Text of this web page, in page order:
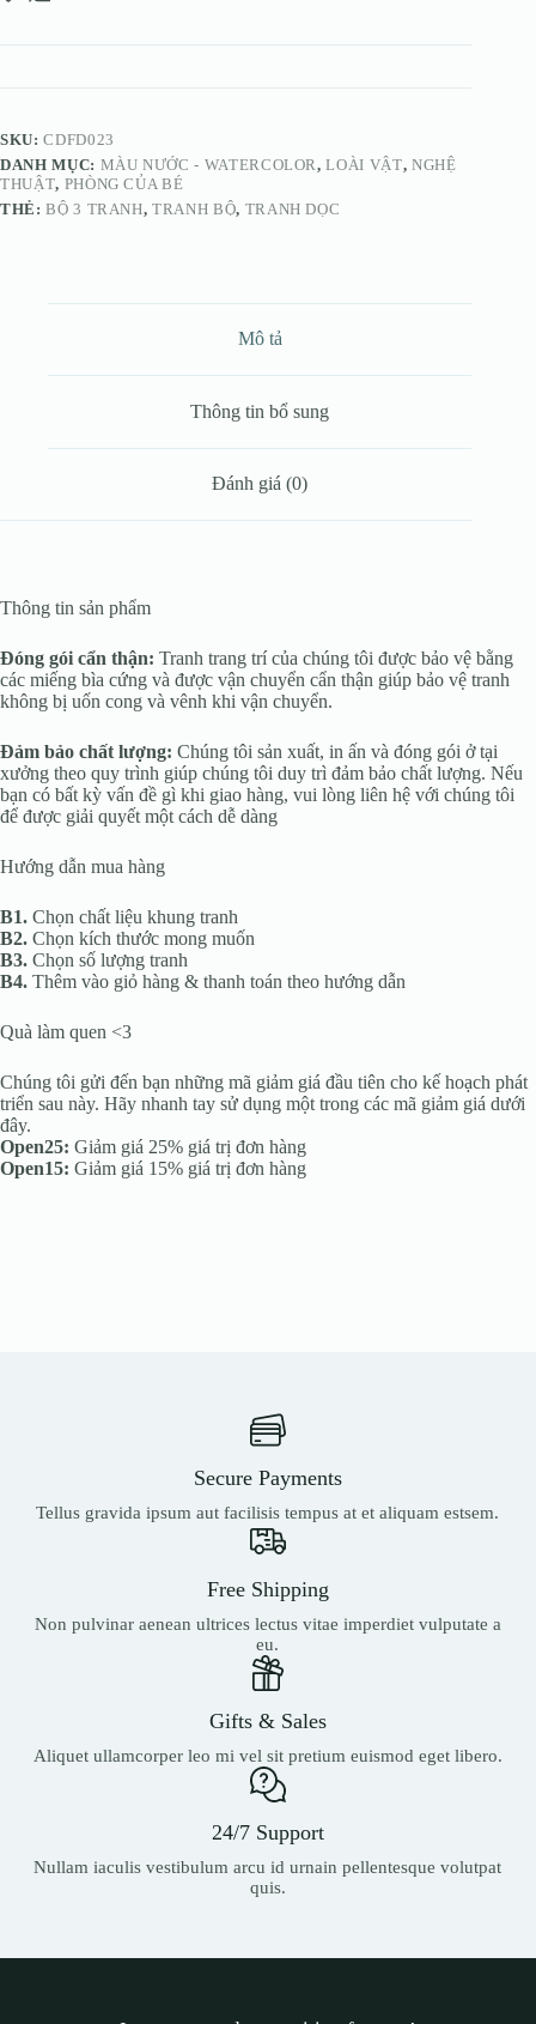
Cá
Rong
số
SKU:CDFD023
DANH MỤC: MÀU NƯỚC - WATERCOLOR,LOÀI VẬT, NGHỆ
THUẬT, PHÒNG CỦA BÉ
THẺ:BỘ 3 TRANH,TRANH BỘ, TRANH DỌC
Mô tả
Thông tin bổ sung
Đánh giá (0)
Thông tin sản phẩm
Đóng gói cẩn thận: Tranh trang trí của chúng tôi được bảo vệ bằng
các miếng bìa cứng và được vận chuyển cẩn thận giúp bảo vệ tranh
không bị uốn cong và vênh khi vận chuyển.
Đảm bảo chất lượng: Chúng tôi sản xuất, in ấn và đóng gói ở tại
xưởng theo quy trình giúp chúng tôi duy trì đảm bảo chất lượng. Nếu
bạn có bất kỳ vấn đề gì khi giao hàng, vui lòng liên hệ với chúng tôi
để được giải quyết một cách dễ dàng
Hướng dẫn mua hàng
B1. Chọn chất liệu khung tranh
B2. Chọn kích thước mong muốn
B3. Chọn số lượng tranh
B4. Thêm vào giỏ hàng & thanh toán theo hướng dẫn
Quà làm quen <3
Chúng tôi gửi đến bạn những mã giảm giá đầu tiên cho kế hoạch phát
triển sau này. Hãy nhanh tay sử dụng một trong các mã giảm giá dưới
đây.
Open25: Giảm giá 25% giá trị đơn hàng
Open15: Giảm giá 15% giá trị đơn hàng
Secure Payments
Tellus gravida ipsum aut facilisis tempus at et aliquam estsem.
Free Shipping
Non pulvinar aenean ultrices lectus vitae imperdiet vulputate a
eu.
Gifts & Sales
Aliquet ullamcorper leo mi vel sit pretium euismod eget libero.
24/7 Support
Nullam iaculis vestibulum arcu id urnain pellentesque volutpat
quis.